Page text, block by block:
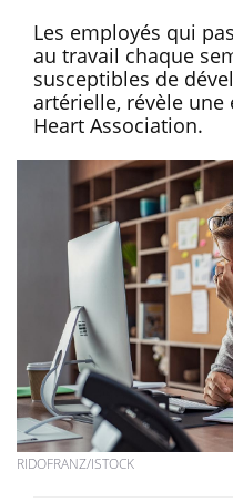
Les employés qui
au travail chaque
susceptibles de
artérielle, révèle une
Heart Association.
RIDOFRANZ/ISTOCK